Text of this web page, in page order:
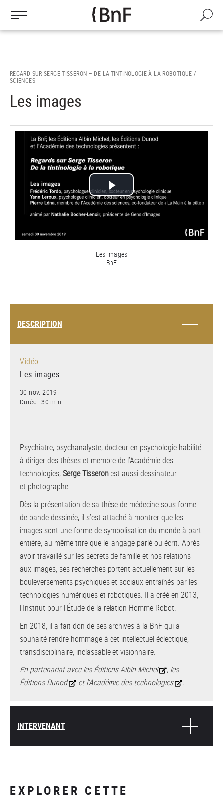
contenu
Recherche
REGARD SUR SERGE TISSERON – DE LA TINTINOLOGIE À LA ROBOTIQUE /
SCIENCES
Les images
Lire
la
vidéo
Les images
BnF
DESCRIPTION
Vidéo
Les images
30 nov. 2019
Durée : 30 min
Psychiatre, psychanalyste, docteur en psychologie habilité
à diriger des thèses et membre de l’Académie des
technologies,Serge Tisseronest aussi dessinateur
et photographe.
Dès la présentation de sa thèse de médecine sous forme
de bande dessinée, il s’est attaché à montrer que les
images sont une forme de symbolisation du monde à part
entière, au même titre que le langage parlé ou écrit. Après
avoir travaillé sur les secrets de famille et nos relations
aux images, ses recherches portent actuellement sur les
bouleversements psychiques et sociaux entraînés par les
technologies numériques et robotiques. Il a créé en 2013,
l’Institut pour l’Étude de la relation Homme-Robot.
En 2018, il a fait don de ses archives à la BnF qui a
souhaité rendre hommage à cet intellectuel éclectique,
transdisciplinaire, inclassable et visionnaire.
En partenariat avec lesÉditions Albin Michel
, les
Éditions Dunod
etl’Académie des technologies .
INTERVENANT
EXPLORER CETTE